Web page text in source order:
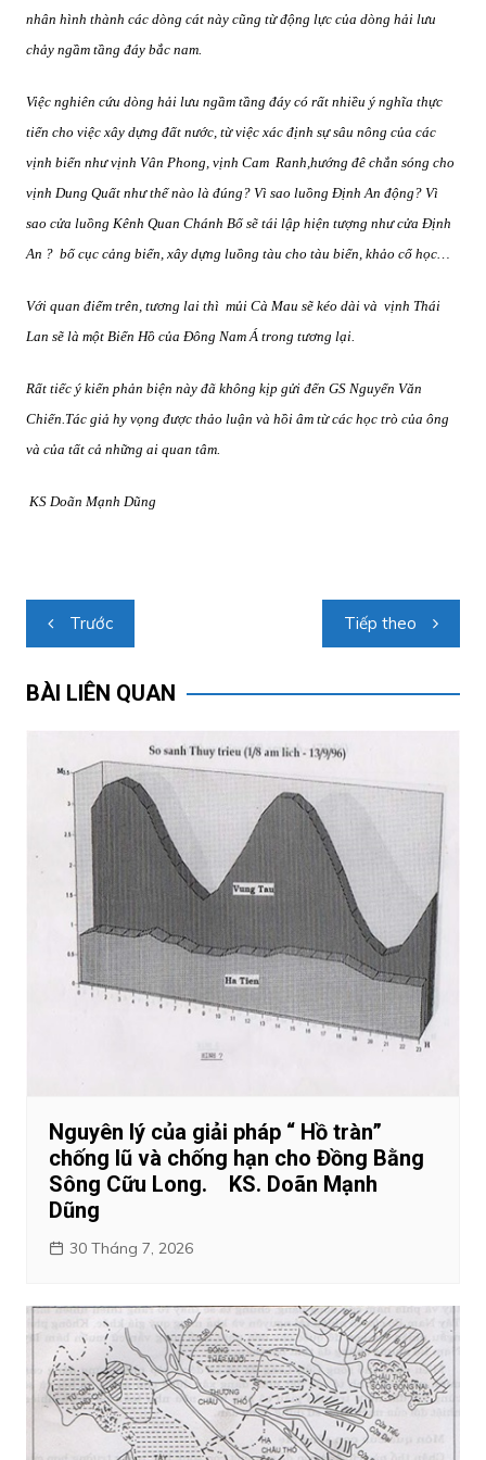
nhân hình thành các dòng cát này cũng từ động lực của dòng hải lưu
chảy ngầm tầng đáy bắc nam.
Việc nghiên cứu dòng hải lưu ngầm tầng đáy có rất nhiều ý nghĩa thực
tiển cho việc xây dựng đất nước, từ việc xác định sự sâu nông của các
vịnh biển như vịnh Vân Phong, vịnh Cam Ranh,hướng đê chắn sóng cho
vịnh Dung Quất như thế nào là đúng? Vì sao luồng Định An động? Vì
sao cửa luồng Kênh Quan Chánh Bố sẽ tái lập hiện tượng như cửa Định
An ? bố cục cảng biển, xây dựng luồng tàu cho tàu biển, khảo cổ học…
Với quan điểm trên, tương lai thì mủi Cà Mau sẽ kéo dài và vịnh Thái
Lan sẽ là một Biển Hồ của Đông Nam Á trong tương lại.
Rất tiếc ý kiến phản biện này đã không kịp gửi đến GS Nguyển Văn
Chiến.Tác giả hy vọng được thảo luận và hồi âm từ các học trò của ông
và của tất cả những ai quan tâm.
KS Doãn Mạnh Dũng
Điều
hướng
bài
Trước Tiếp theo
BÀI LIÊN QUAN
Nguyên lý của giải pháp “ Hồ tràn”
chống lũ và chống hạn cho Đồng Bằng
Sông Cữu Long. KS. Doãn Mạnh
Dũng
30 Tháng 7, 2026